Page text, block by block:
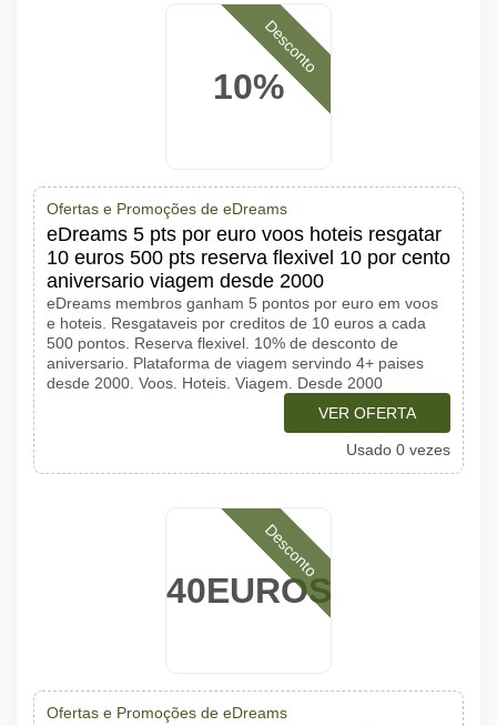
10%
Desconto
Ofertas e Promoções de eDreams
eDreams 5 pts por euro voos hoteis resgatar
10 euros 500 pts reserva flexivel 10 por cento
aniversario viagem desde 2000
eDreams membros ganham 5 pontos por euro em voos
e hoteis. Resgataveis por creditos de 10 euros a cada
500 pontos. Reserva flexivel. 10% de desconto de
aniversario. Plataforma de viagem servindo 4+ paises
desde 2000. Voos. Hoteis. Viagem. Desde 2000
VER OFERTA
Usado 0 vezes
40EUROS
Desconto
Ofertas e Promoções de eDreams